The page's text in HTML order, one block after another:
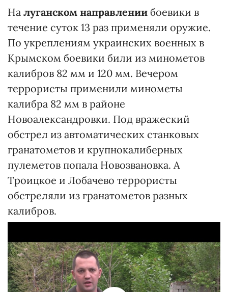
На луганском направлении боевики в
течение суток 13 раз применяли оружие.
По укреплениям украинских военных в
Крымском боевики били из минометов
калибров 82 мм и 120 мм. Вечером
террористы применили минометы
калибра 82 мм в районе
Новоалександровки. Под вражеский
обстрел из автоматических станковых
гранатометов и крупнокалиберных
пулеметов попала Новозвановка. А
Троицкое и Лобачево террористы
обстреляли из гранатометов разных
калибров.